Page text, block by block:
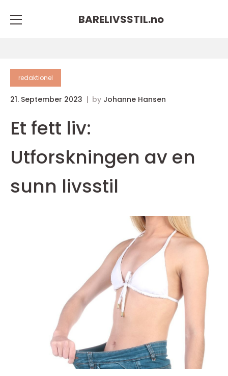
BARELIVSSTIL.no
redaktionel
21. September 2023 by Johanne Hansen
Et fett liv:
Utforskningen av en
sunn livsstil